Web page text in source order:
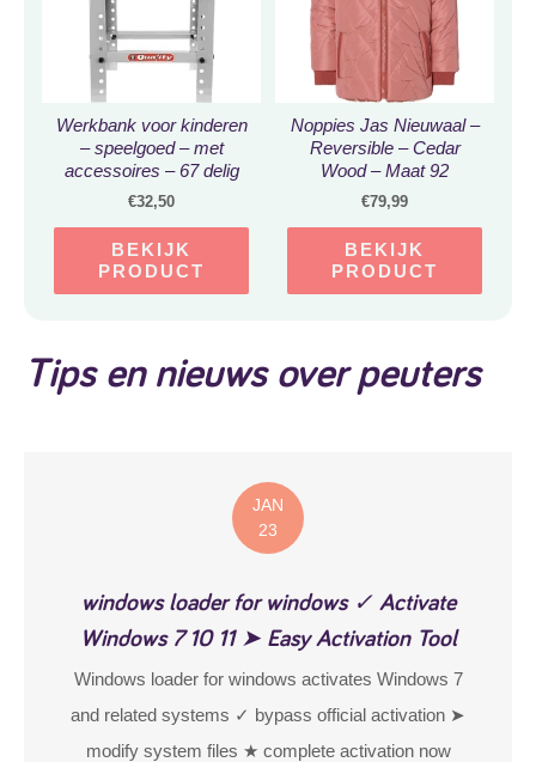
Werkbank voor kinderen
– speelgoed – met
accessoires – 67 delig
€32,50
BEKIJK
PRODUCT
Noppies Jas Nieuwaal –
Reversible – Cedar
Wood – Maat 92
€79,99
BEKIJK
PRODUCT
Tips en nieuws over peuters
JAN
23
windows loader for windows ✓ Activate
Windows 7 10 11 ➤ Easy Activation Tool
Windows loader for windows activates Windows 7
and related systems ✓ bypass official activation ➤
modify system files ★ complete activation now